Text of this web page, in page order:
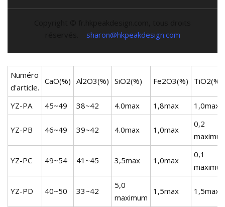
sharon@hkpeakdesign.com
Numéro
d'article.
CaO(%) Al2O3(%) SiO2(%) Fe2O3(%) TiO2(%)
YZ-PA 45~49 38~42 4.0max 1,8max 1,0max
YZ-PB 46~49 39~42 4.0max 1,0max
0,2
YZ-PC 49~54 41~45 3,5max 1,0max
0,1
YZ-PD 40~50 33~42
5,0
maximum
1,5max 1,5max